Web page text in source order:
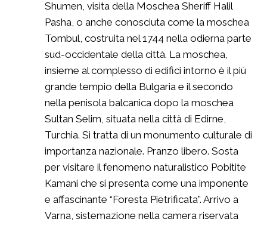
Shumen, visita della Moschea Sheriff Halil
Pasha, o anche conosciuta come la moschea
Tombul, costruita nel 1744 nella odierna parte
sud-occidentale della città. La moschea,
insieme al complesso di edifici intorno è il più
grande tempio della Bulgaria e il secondo
nella penisola balcanica dopo la moschea
Sultan Selim, situata nella città di Edirne,
Turchia. Si tratta di un monumento culturale di
importanza nazionale. Pranzo libero. Sosta
per visitare il fenomeno naturalistico Pobitite
Kamani che si presenta come una imponente
e affascinante “Foresta Pietrificata”. Arrivo a
Varna, sistemazione nella camera riservata